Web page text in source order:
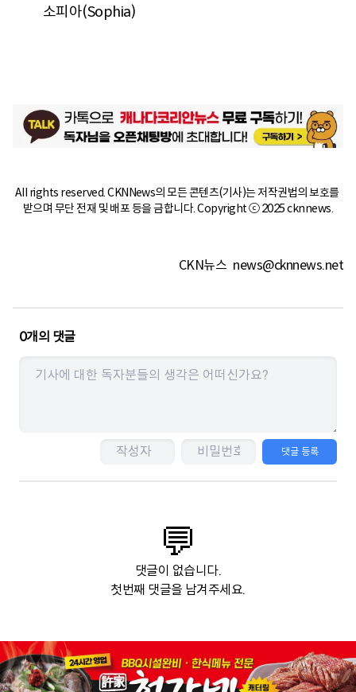
소피아(Sophia)
All rights reserved. CKNNews의 모든 콘텐츠(기사)는 저작권법의 보호를
받으며 무단 전재 및 배포 등을 금합니다. Copyright ⓒ 2025 cknnews.
CKN뉴스 news@cknnews.net
0개의 댓글
댓글 등록
💬
댓글이 없습니다.
첫번째 댓글을 남겨주세요.